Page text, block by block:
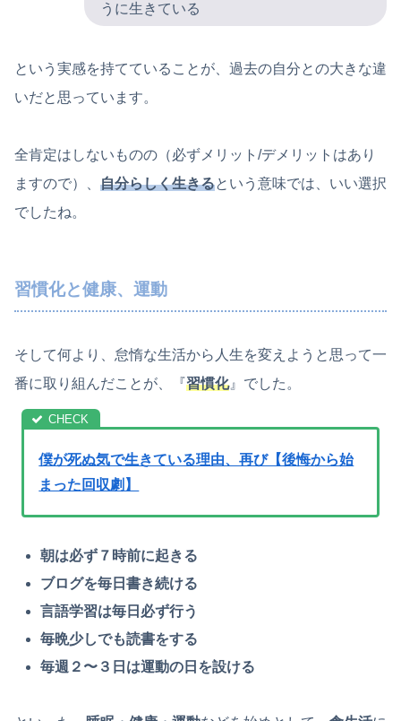
うに生きている
という実感を持てていることが、過去の自分との大きな違
いだと思っています。
全肯定はしないものの（必ずメリット/デメリットはあり
ますので）、 自分らしく生きるという意味では、いい選択
でしたね。
習慣化と健康、運動
そして何より、怠惰な生活から人生を変えようと思って一
番に取り組んだことが、『習慣化』でした。
僕が死ぬ気で生きている理由、再び【後悔から始
まった回収劇】
朝は必ず７時前に起きる
ブログを毎日書き続ける
言語学習は毎日必ず行う
毎晩少しでも読書をする
毎週２〜３日は運動の日を設ける